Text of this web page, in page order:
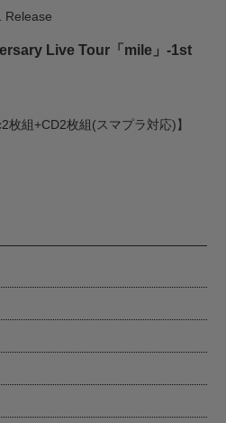
Release
Live Tour「mile」-1st
枚組+CD2枚組(スマプラ対応)】